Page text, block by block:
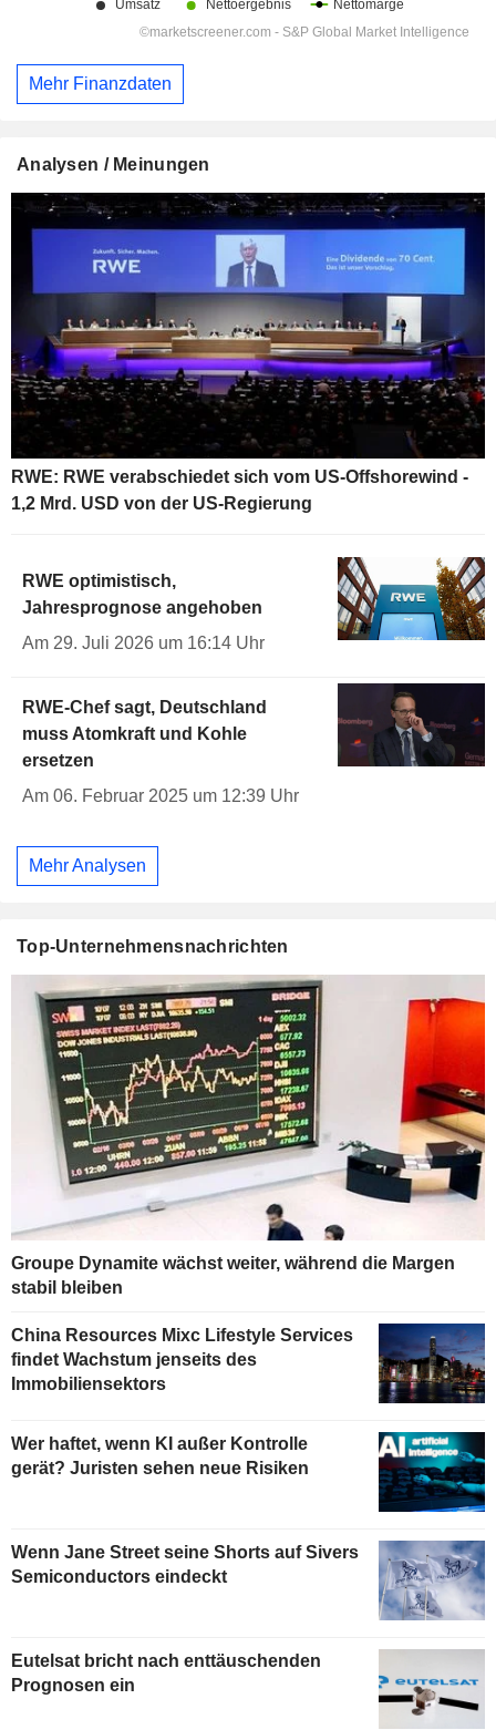
Mehr Finanzdaten
Analysen / Meinungen
RWE: RWE verabschiedet sich vom US-Offshorewind -
1,2 Mrd. USD von der US-Regierung
RWE optimistisch,
Jahresprognose angehoben
Am 29. Juli 2026 um 16:14 Uhr
RWE-Chef sagt, Deutschland
muss Atomkraft und Kohle
ersetzen
Am 06. Februar 2025 um 12:39 Uhr
Mehr Analysen
Top-Unternehmensnachrichten
Groupe Dynamite wächst weiter, während die Margen
stabil bleiben
China Resources Mixc Lifestyle Services
findet Wachstum jenseits des
Immobiliensektors
Wer haftet, wenn KI außer Kontrolle
gerät? Juristen sehen neue Risiken
Wenn Jane Street seine Shorts auf Sivers
Semiconductors eindeckt
Eutelsat bricht nach enttäuschenden
Prognosen ein